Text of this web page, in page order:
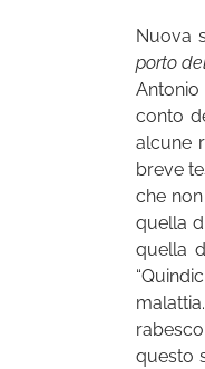
Nuova
porto
conto
alcune
breve
che
quella
quella
questo